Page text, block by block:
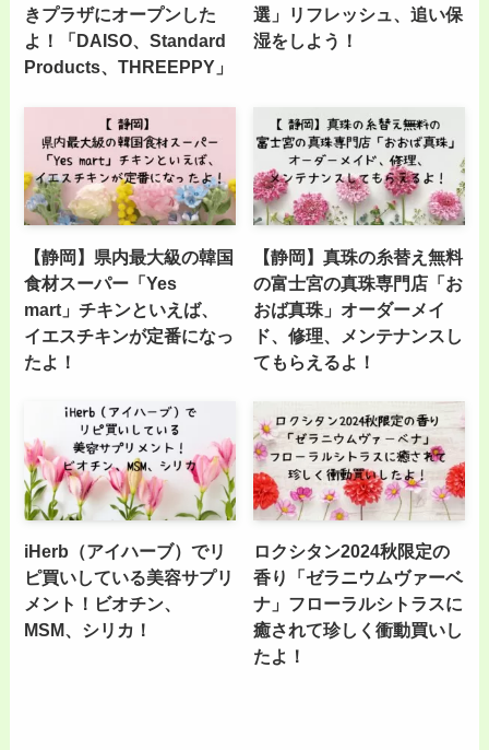
きプラザにオープンした
よ！「DAISO、Standard
Products、THREEPPY」
選」リフレッシュ、追い保
湿をしよう！
【静岡】県内最大級の韓国
食材スーパー「Yes
mart」チキンといえば、
イエスチキンが定番になっ
たよ！
【静岡】真珠の糸替え無料
の富士宮の真珠専門店「お
おば真珠」オーダーメイ
ド、修理、メンテナンスし
てもらえるよ！
iHerb（アイハーブ）でリ
ピ買いしている美容サプリ
メント！ビオチン、
MSM、シリカ！
ロクシタン2024秋限定の
香り「ゼラニウムヴァーベ
ナ」フローラルシトラスに
癒されて珍しく衝動買いし
たよ！